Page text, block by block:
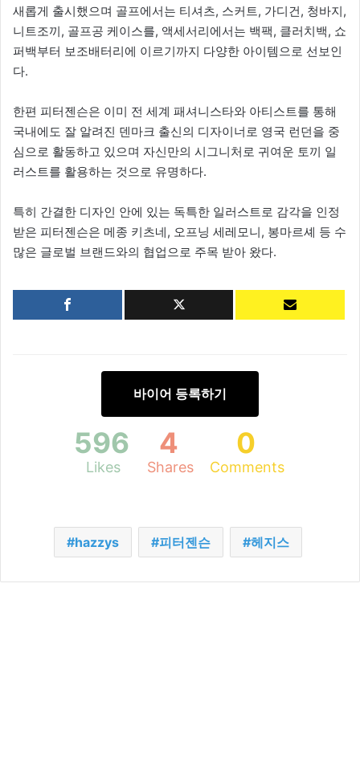
새롭게 출시했으며 골프에서는 티셔츠, 스커트, 가디건, 청바지,
니트조끼, 골프공 케이스를, 액세서리에서는 백팩, 클러치백, 쇼
퍼백부터 보조배터리에 이르기까지 다양한 아이템으로 선보인
다.
한편 피터젠슨은 이미 전 세계 패셔니스타와 아티스트를 통해
국내에도 잘 알려진 덴마크 출신의 디자이너로 영국 런던을 중
심으로 활동하고 있으며 자신만의 시그니처로 귀여운 토끼 일
러스트를 활용하는 것으로 유명하다.
특히 간결한 디자인 안에 있는 독특한 일러스트로 감각을 인정
받은 피터젠슨은 메종 키츠네, 오프닝 세레모니, 봉마르셰 등 수
많은 글로벌 브랜드와의 협업으로 주목 받아 왔다.
바이어 등록하기
596
Likes
4
Shares
0
Comments
hazzys 피터젠슨 헤지스